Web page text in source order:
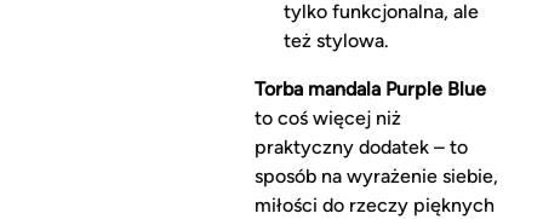
tylko funkcjonalna, ale
też stylowa.
Torba mandala Purple Blue
to coś więcej niż
praktyczny dodatek – to
sposób na wyrażenie siebie,
miłości do rzeczy pięknych